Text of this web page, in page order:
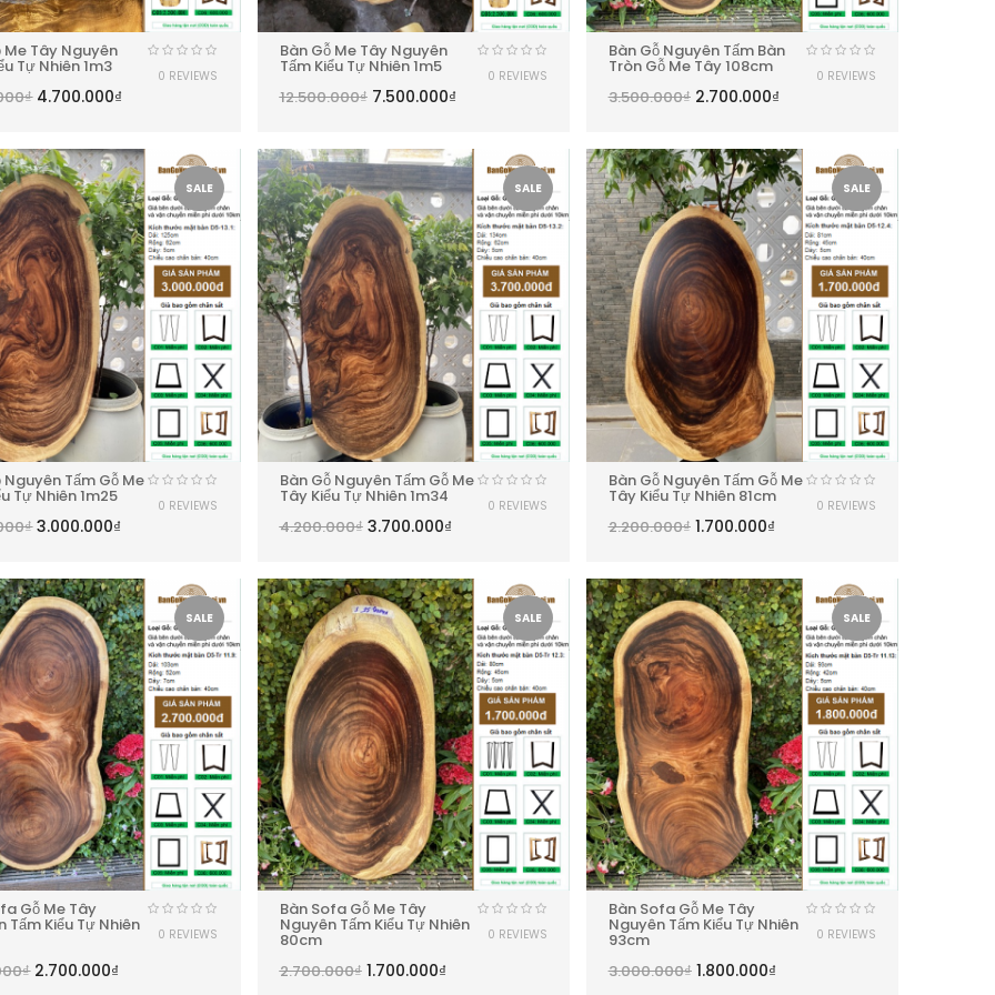
Me Tây Nguyên
Tự Nhiên 1m3
₫ 4.700.000₫
0 REVIEWS
Bàn Gỗ Me Tây Nguyên
Tấm Kiểu Tự Nhiên 1m5
12.500.000₫ 7.500.000₫
0 REVIEWS
Bàn Gỗ Nguyên Tấm Bàn
Tròn Gỗ Me Tây 108cm
3.500.000₫ 2.700.000₫
0 REVIEWS
SALE
Nguyên Tấm Gỗ Me
Tự Nhiên 1m25
₫ 3.000.000₫
0 REVIEWS
SALE
Bàn Gỗ Nguyên Tấm Gỗ Me
Tây Kiểu Tự Nhiên 1m34
4.200.000₫ 3.700.000₫
0 REVIEWS
SALE
Bàn Gỗ Nguyên Tấm Gỗ Me
Tây Kiểu Tự Nhiên 81cm
2.200.000₫ 1.700.000₫
0 REVIEWS
SALE
Gỗ Me Tây
Tấm Kiểu Tự Nhiên
₫ 2.700.000₫
0 REVIEWS
SALE
Bàn Sofa Gỗ Me Tây
Nguyên Tấm Kiểu Tự Nhiên
80cm
2.700.000₫ 1.700.000₫
0 REVIEWS
SALE
Bàn Sofa Gỗ Me Tây
Nguyên Tấm Kiểu Tự Nhiên
93cm
3.000.000₫ 1.800.000₫
0 REVIEWS